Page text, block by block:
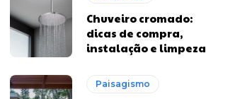
Chuveiro cromado:
dicas de compra,
instalação e limpeza
Paisagismo